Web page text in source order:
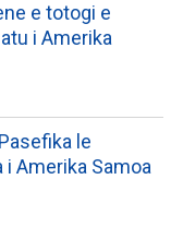
e totogi e
i Amerika
le
Amerika Samoa